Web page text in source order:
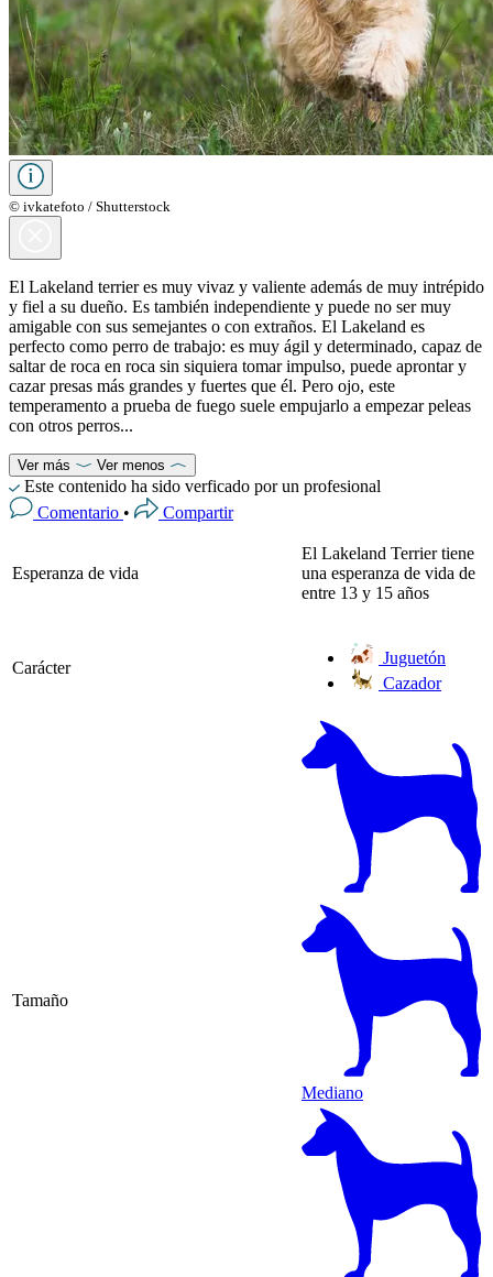
© ivkatefoto / Shutterstock
El Lakeland terrier es muy vivaz y valiente además de muy intrépido
y fiel a su dueño. Es también independiente y puede no ser muy
amigable con sus semejantes o con extraños. El Lakeland es
perfecto como perro de trabajo: es muy ágil y determinado, capaz de
saltar de roca en roca sin siquiera tomar impulso, puede aprontar y
cazar presas más grandes y fuertes que él. Pero ojo, este
temperamento a prueba de fuego suele empujarlo a empezar peleas
con otros perros...
Ver más Ver menos
Este contenido ha sido verficado por un profesional
Comentario • Compartir
Esperanza de vida
El Lakeland Terrier tiene
una esperanza de vida de
entre 13 y 15 años
Carácter
Juguetón
Cazador
Tamaño
Mediano